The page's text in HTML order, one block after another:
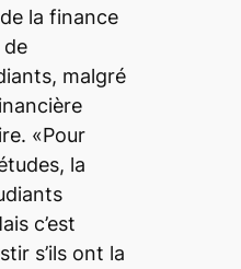
la finance
malgré
«Pour
la
c’est
s’ils ont la